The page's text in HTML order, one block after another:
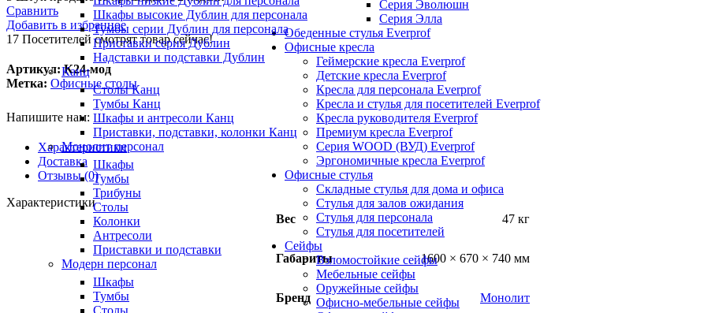
Серия Эволюшн
Серия Элла
Обеденные стулья Everprof
Офисные кресла
Геймерские кресла Everprof
Детские кресла Everprof
Кресла для персонала Everprof
Кресла и стулья для посетителей Everprof
Кресла руководителя Everprof
Премиум кресла Everprof
Серия WOOD (ВУД) Everprof
Эргономичные кресла Everprof
Офисные стулья
Складные стулья для дома и офиса
Стулья для залов ожидания
Стулья для персонала
Стулья для посетителей
Сейфы
Взломостойкие сейфы
Мебельные сейфы
Оружейные сейфы
Офисно-мебельные сейфы
Шкафы высокие Дублин для персонала
Тумбы серии Дублин для персонала
Приставки серия Дублин
Надставки и подставки Дублин
Канц
Столы Канц
Тумбы Канц
Шкафы и антресоли Канц
Приставки, подставки, колонки Канц
Монолит персонал
Шкафы
Тумбы
Трибуны
Столы
Колонки
Антресоли
Приставки и подставки
Модерн персонал
Шкафы
Тумбы
Столы
Сравнить
Добавить в избранное
17 Посетителей смотрят товар сейчас!
Артикул:К24-мод
Метка: Офисные столы
Напишите нам:
Характеристики
Доставка
Отзывы (0)
Характеристики
Вес
47 кг
Габариты 1600 × 670 × 740 мм
Бренд Монолит